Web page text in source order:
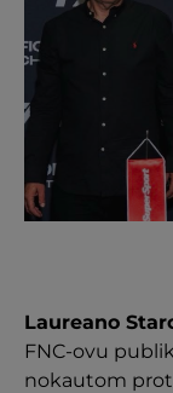
Laureano
FNC-ovu
nokautom